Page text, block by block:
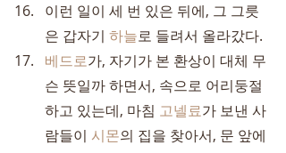
이런 일이 세 번 있은 뒤에, 그 그릇
은 갑자기 하늘로 들려서 올라갔다.
베드로가, 자기가 본 환상이 대체 무
슨 뜻일까 하면서, 속으로 어리둥절
하고 있는데, 마침 고넬료가 보낸 사
람들이 시몬의 집을 찾아서, 문 앞에